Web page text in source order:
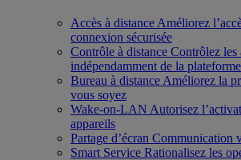
Accès à distance Améliorez
connexion sécurisée
Contrôle à distance Contrôlez les
indépendamment de la plateforme
Bureau à distance Améliorez la
vous soyez
Wake-on-LAN Autorisez
appareils
Partage d’écran Communication
Smart Service Rationalisez les